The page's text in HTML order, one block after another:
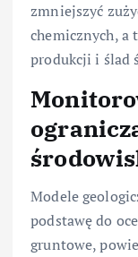
zmniejszyć
chemicznych, a
produkcji i ślad
Modele
podstawę do
gruntowe,